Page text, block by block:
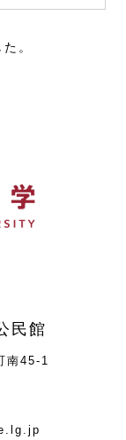
。
民館
南45-1